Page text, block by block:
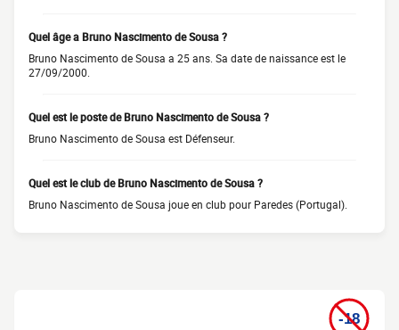
Quel âge a Bruno Nascimento de Sousa ?
Bruno Nascimento de Sousa a 25 ans. Sa date de naissance est le
27/09/2000.
Quel est le poste de Bruno Nascimento de Sousa ?
Bruno Nascimento de Sousa est Défenseur.
Quel est le club de Bruno Nascimento de Sousa ?
Bruno Nascimento de Sousa joue en club pour Paredes (Portugal).